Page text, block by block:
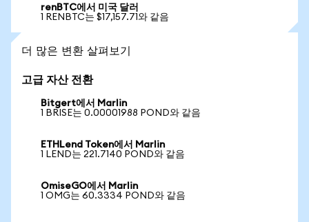
renBTC에서 미국 달러
1 RENBTC는 $17,157.71와 같음
더 많은 변환 살펴보기
고급 자산 전환
Bitgert에서 Marlin
1 BRISE는 0.00001988 POND와 같음
ETHLend Token에서 Marlin
1 LEND는 221.7140 POND와 같음
OmiseGO에서 Marlin
1 OMG는 60.3334 POND와 같음